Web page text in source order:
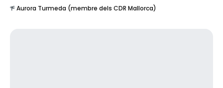
Aurora Turmeda (membre dels CDR Mallorca)